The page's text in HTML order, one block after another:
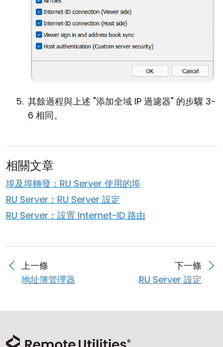
其餘過程與上述 "添加全域 IP 過濾器" 的步驟 3-
6 相同。
相關文章
埠及埠轉發：RU Server 使用的埠
RU Server：RU Server 設定
RU Server：設置 Internet-ID 路由
上一條
地址簿管理器
下一條
RU Server 設定